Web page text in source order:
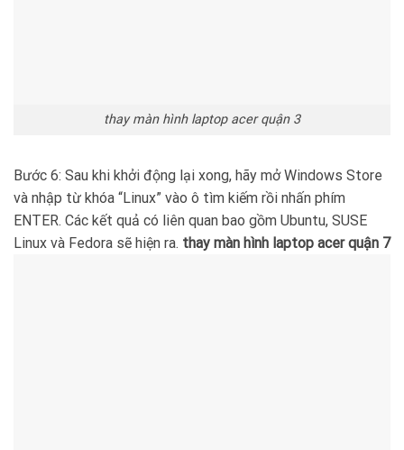
thay màn hình laptop acer quận 3
Bước 6: Sau khi khởi động lại xong, hãy mở Windows Store
và nhập từ khóa “Linux” vào ô tìm kiếm rồi nhấn phím
ENTER. Các kết quả có liên quan bao gồm Ubuntu, SUSE
Linux và Fedora sẽ hiện ra. thay màn hình laptop acer quận 7